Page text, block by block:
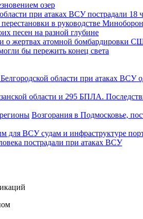
озер
при атаках ВСУ пострадали 18
в руководстве
песен на разной глубине
о жертвах атомной бомбардировки
бы пережить конец света
области при атаках ВСУ
области и 295 БПЛА.
Возгорания в Подмосковье,
для ВСУ судам и инфраструктуре
пострадали при атаках ВСУ